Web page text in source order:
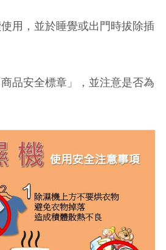
用，並於睡覺或出門時拔除插
品安全標章」，並注意是否為